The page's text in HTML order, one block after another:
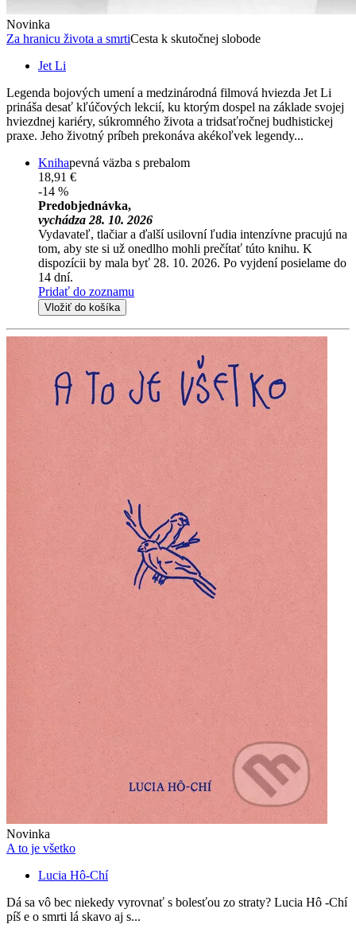
Novinka
Za hranicu života a smrtiCesta k skutočnej slobode
Jet Li
Legenda bojových umení a medzinárodná filmová hviezda Jet Li
prináša desať kľúčových lekcií, ku ktorým dospel na základe svojej
hviezdnej kariéry, súkromného života a tridsaťročnej budhistickej
praxe. Jeho životný príbeh prekonáva akékoľvek legendy...
Knihapevná väzba s prebalom
18,91 €
-14 %
Predobjednávka,
vychádza 28. 10. 2026
Vydavateľ, tlačiar a ďalší usilovní ľudia intenzívne pracujú na
tom, aby ste si už onedlho mohli prečítať túto knihu. K
dispozícii by mala byť 28. 10. 2026. Po vyjdení posielame do
14 dní.
Pridať do zoznamu
Vložiť do košíka
Novinka
A to je všetko
Lucia Hô-Chí
Dá sa vô bec niekedy vyrovnať s bolesťou zo straty? Lucia Hô -Chí
píš e o smrti lá skavo aj s...